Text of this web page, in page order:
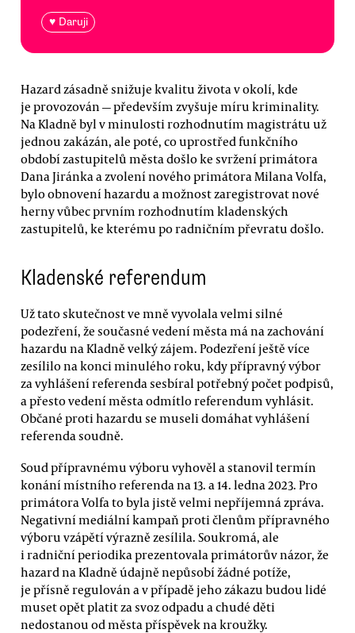
♥ Daruji
Hazard zásadně snižuje kvalitu života v okolí, kde
je provozován — především zvyšuje míru kriminality.
Na Kladně byl v minulosti rozhodnutím magistrátu už
jednou zakázán, ale poté, co uprostřed funkčního
období zastupitelů města došlo ke svržení primátora
Dana Jiránka a zvolení nového primátora Milana Volfa,
bylo obnovení hazardu a možnost zaregistrovat nové
herny vůbec prvním rozhodnutím kladenských
zastupitelů, ke kterému po radničním převratu došlo.
Kladenské referendum
Už tato skutečnost ve mně vyvolala velmi silné
podezření, že současné vedení města má na zachování
hazardu na Kladně velký zájem. Podezření ještě více
zesílilo na konci minulého roku, kdy přípravný výbor
za vyhlášení referenda sesbíral potřebný počet podpisů,
a přesto vedení města odmítlo referendum vyhlásit.
Občané proti hazardu se museli domáhat vyhlášení
referenda soudně.
Soud přípravnému výboru vyhověl a stanovil termín
konání místního referenda na 13. a 14. ledna 2023. Pro
primátora Volfa to byla jistě velmi nepříjemná zpráva.
Negativní mediální kampaň proti členům přípravného
výboru vzápětí výrazně zesílila. Soukromá, ale
i radniční periodika prezentovala primátorův názor, že
hazard na Kladně údajně nepůsobí žádné potíže,
je přísně regulován a v případě jeho zákazu budou lidé
muset opět platit za svoz odpadu a chudé děti
nedostanou od města příspěvek na kroužky.